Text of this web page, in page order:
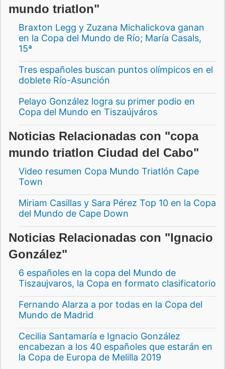
mundo triatlon"
Braxton Legg y Zuzana Michalickova ganan
en la Copa del Mundo de Río; María Casals,
15ª
Tres españoles buscan puntos olímpicos en el
doblete Río-Asunción
Pelayo González logra su primer podio en
Copa del Mundo en Tiszaújváros
Noticias Relacionadas con "copa
mundo triatlon Ciudad del Cabo"
Video resumen Copa Mundo Triatlón Cape
Town
Miriam Casillas y Sara Pérez Top 10 en la Copa
del Mundo de Cape Down
Noticias Relacionadas con "Ignacio
González"
6 españoles en la copa del Mundo de
Tiszaujvaros, la Copa en formato clasificatorio
Fernando Alarza a por todas en la Copa del
Mundo de Madrid
Cecilia Santamaría e Ignacio González
encabezan a los 40 españoles que estarán en
la Copa de Europa de Melilla 2019